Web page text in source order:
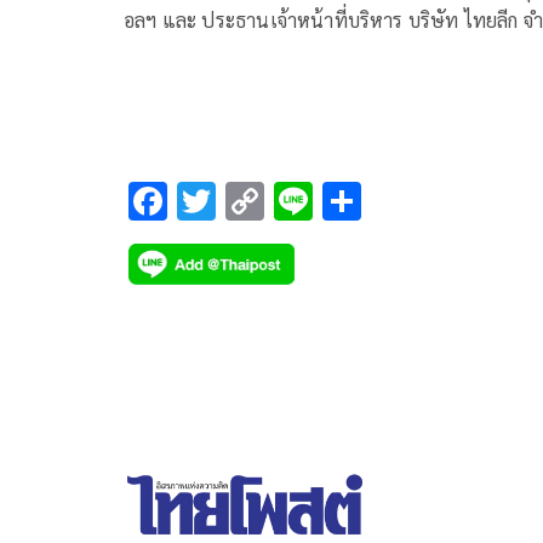
อลฯ และ ประธานเจ้าหน้าที่บริหาร บริษัท ไทยลีก จ
ทั้งหมด ของฤดูกาล 2567/68
F
ac
e
T
wi
tt
C
o
p
Li